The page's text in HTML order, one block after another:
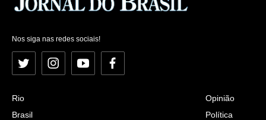
Nos siga nas redes sociais!
Twitter InstagramYouTubeFacebook
Rio
Brasil
Opinião
Política